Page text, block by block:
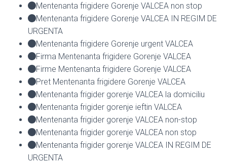
Mentenanta frigidere Gorenje VALCEA non stop
Mentenanta frigidere Gorenje VALCEA IN REGIM DE
URGENTA
Mentenanta frigidere Gorenje urgent VALCEA
Firma Mentenanta frigidere Gorenje VALCEA
Firme Mentenanta frigidere Gorenje VALCEA
Pret Mentenanta frigidere Gorenje VALCEA
Mentenanta frigider gorenje VALCEA la domiciliu
Mentenanta frigider gorenje ieftin VALCEA
Mentenanta frigider gorenje VALCEA non-stop
Mentenanta frigider gorenje VALCEA non stop
Mentenanta frigider gorenje VALCEA IN REGIM DE
URGENTA